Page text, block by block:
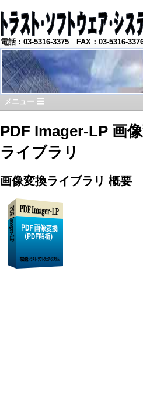
電話：03-5316-3375 FAX：03-5316-
メニュー ☰
PDF Imager-LP 画
ライブラリ
画像変換ライブラリ 概要